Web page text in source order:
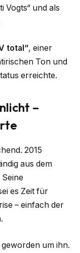
Vogts“ und als
total“, einer
Ton und
erreichte.
–
2015
aus dem
es Zeit für
– einfach der
um ihn.